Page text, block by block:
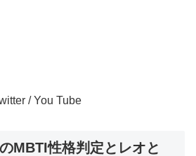
/ You Tube
MBTI性格判定とレオと